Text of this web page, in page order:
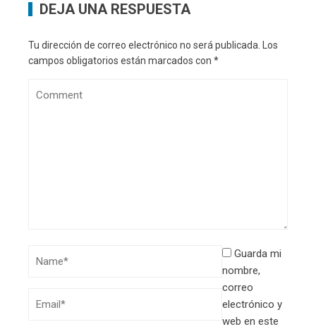
DEJA UNA RESPUESTA
Tu dirección de correo electrónico no será publicada.
Los
campos obligatorios están marcados con *
Guarda mi
nombre,
correo
electrónico y
web en este